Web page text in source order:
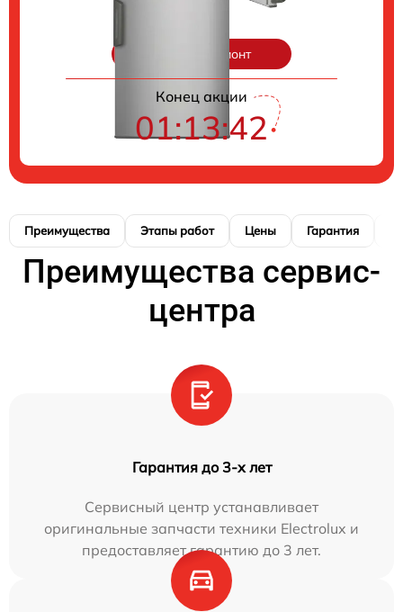
Цены на ремонт
Конец акции
01:13:41
Преимущества Этапы работ Цены Гарантия
Преимущества сервис-
центра
Гарантия до 3-х лет
Сервисный центр устанавливает
оригинальные запчасти техники Electrolux и
предоставляет гарантию до 3 лет.